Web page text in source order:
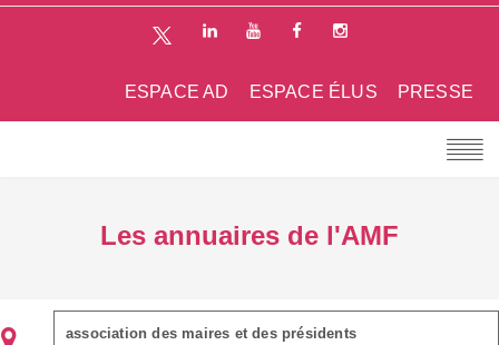
PRESSE
ESPACE ÉLUS
ESPACE AD
Les annuaires de l'AMF
association des maires et des présidents